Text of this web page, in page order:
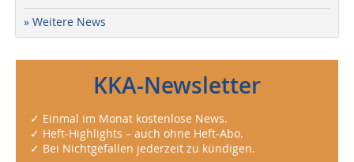
» Weitere News
KKA-Newsletter
✓ Einmal im Monat kostenlose News.
✓ Heft-Highlights – auch ohne Heft-Abo.
✓ Bei Nichtgefallen jederzeit zu kündigen.